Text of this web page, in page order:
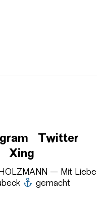
Twitter
Xing
— Mit Liebe
gemacht